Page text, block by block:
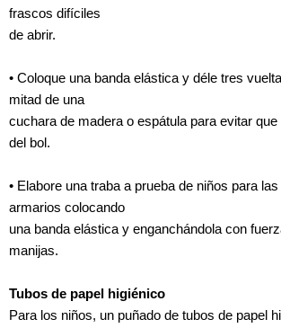
frascos difíciles
de abrir.
• Coloque una banda elástica y déle tres
mitad de una
cuchara de madera o espátula para evitar
del bol.
• Elabore una traba a prueba de niños para
armarios colocando
una banda elástica y enganchándola con
manijas.
Tubos de papel higiénico
Para los niños, un puñado de tubos de papel